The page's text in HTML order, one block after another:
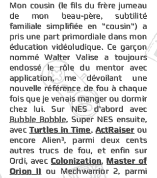
Mon cousin (le fils du frère jumeau
de mon beau-père, subtilité
familiale simplifiée en "cousin") a
pris une part primordiale dans mon
éducation vidéoludique. Ce garçon
nommé Walter Valise a toujours
endossé le rôle du mentor avec
application, me dévoilant une
nouvelle référence de fou à chaque
fois que je venais manger ou dormir
chez lui. Sur NES d'abord avec
Bubble Bobble, Super NES ensuite,
avecTurtles in Time,ActRaiser ou
encore Alien³, parmi deux cents
autres trucs de fou, et enfin sur
Ordi, avec Colonization,Master of
Orion II ou Mechwarrior 2, parmi